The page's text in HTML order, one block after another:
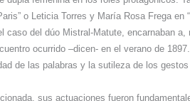
o Leticia Torres y María Rosa Frega en
caso del dúo Mistral-Matute, encarnaban
ocurrido –dicen- en el verano de
de las palabras y la sutileza de los
sus actuaciones fueron